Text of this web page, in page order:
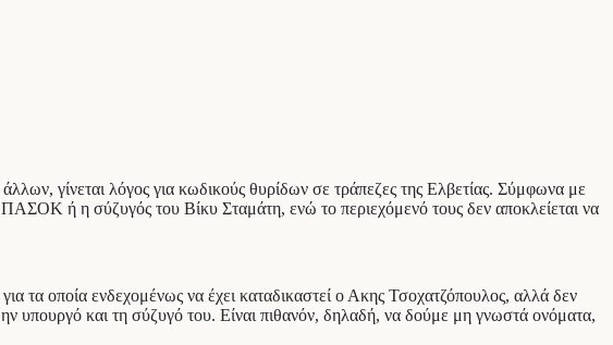
άλλων, γίνεται λόγος για κωδικούς θυρίδων σε τράπεζες της Ελβετίας. Σύμφωνα με
ΠΑΣΟΚ ή η σύζυγός του Βίκυ Σταμάτη, ενώ το περιεχόμενό τους δεν αποκλείεται να
τα οποία ενδεχομένως να έχει καταδικαστεί ο Ακης Τσοχατζόπουλος, αλλά δεν
υπουργό και τη σύζυγό του. Είναι πιθανόν, δηλαδή, να δούμε μη γνωστά ονόματα,